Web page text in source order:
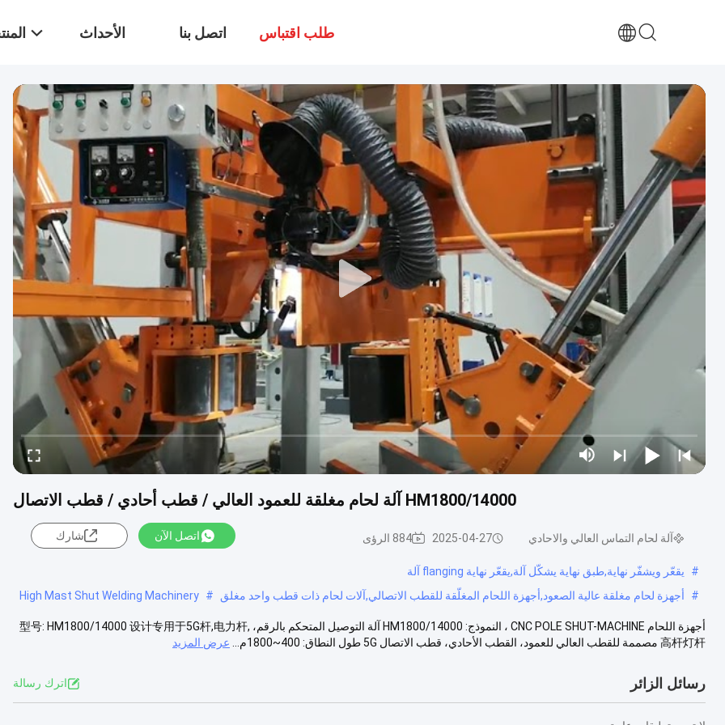
الأحداث اتصل بنا طلب اقتباس
HM1800/14000 آلة لحام مغلقة للعمود العالي / قطب أحادي / قطب الاتصال
آلة لحام التماس العالي والاحادي 2025-04-27 884 الرؤى اتصل الآن شارك
#
يقعّر ويشفّر نهاية,طبق نهاية يشكّل آلة,يقعّر نهاية flanging آلة
#
أجهزة لحام مغلقة عالية الصعود,أجهزة اللحام المغلّقة للقطب الاتصالي,آلات لحام ذات قطب واحد مغلق #
High Mast Shut Welding Machinery
أجهزة اللحام CNC POLE SHUT-MACHINE ، النموذج: HM1800/14000 آلة التوصيل المتحكم بالرقم، 型号: HM1800/14000 设计专用于5G杆,电力杆,
高杆灯杆 مصممة للقطب العالي للعمود، القطب الأحادي، قطب الاتصال 5G طول النطاق: 400~1800م...
عرض المزيد
رسائل الزائر اترك رسالة